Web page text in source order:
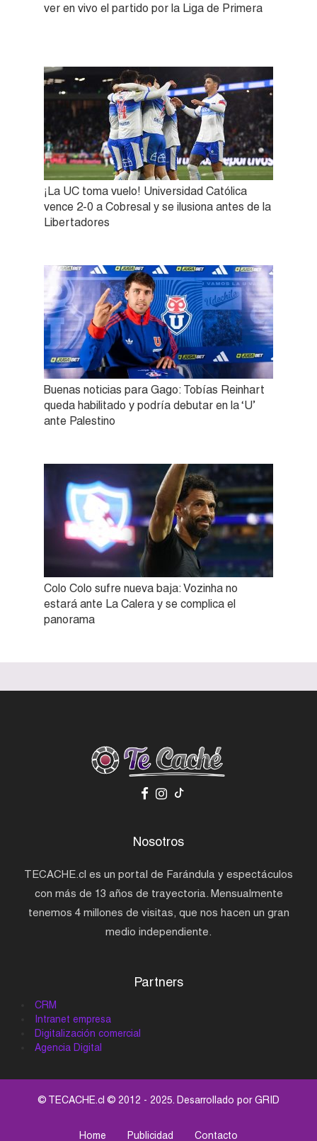
ver en vivo el partido por la Liga de Primera
¡La UC toma vuelo! Universidad Católica
vence 2-0 a Cobresal y se ilusiona antes de la
Libertadores
Buenas noticias para Gago: Tobías Reinhart
queda habilitado y podría debutar en la ‘U’
ante Palestino
Colo Colo sufre nueva baja: Vozinha no
estará ante La Calera y se complica el
panorama
Nosotros
TECACHE.cl es un portal de Farándula y espectáculos
con más de 13 años de trayectoria. Mensualmente
tenemos 4 millones de visitas, que nos hacen un gran
medio independiente.
Partners
CRM
Intranet empresa
Digitalización comercial
Agencia Digital
© TECACHE.cl © 2012 - 2025. Desarrollado porGRID
Home Publicidad Contacto